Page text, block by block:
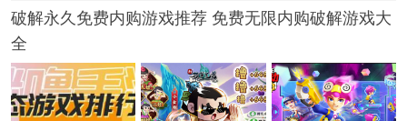
破解永久免费内购游戏推荐 免费无限内购破解游戏大
全